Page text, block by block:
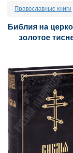
Православные книги
Библия на
золотое